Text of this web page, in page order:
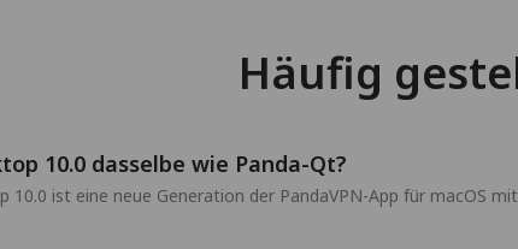
Häufig
10.0 dasselbe wie Panda-Qt?
10.0 ist eine neue Generation der PandaVPN-App für macOS